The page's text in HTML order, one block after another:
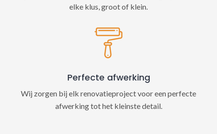
elke klus, groot of klein.
Perfecte afwerking
Wij zorgen bij elk renovatieproject voor een perfecte
afwerking tot het kleinste detail.